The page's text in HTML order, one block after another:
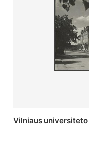
St. Batoro